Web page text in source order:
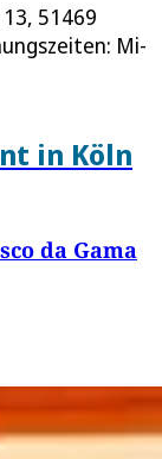
51469
Mi-
in Köln
da Gama